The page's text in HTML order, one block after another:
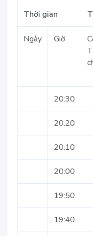
Thời gian
Ngày Giờ
20:30
20:20
20:10
20:00
19:50
19:40